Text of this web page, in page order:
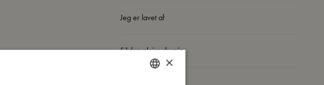
Jeg er lavet af
Sådan plejer du mig
×